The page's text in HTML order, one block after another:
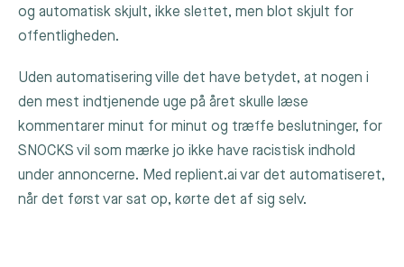
og automatisk skjult, ikke slettet, men blot skjult for
offentligheden.
Uden automatisering ville det have betydet, at nogen i
den mest indtjenende uge på året skulle læse
kommentarer minut for minut og træffe beslutninger, for
SNOCKS vil som mærke jo ikke have racistisk indhold
under annoncerne. Med replient.ai var det automatiseret,
når det først var sat op, kørte det af sig selv.